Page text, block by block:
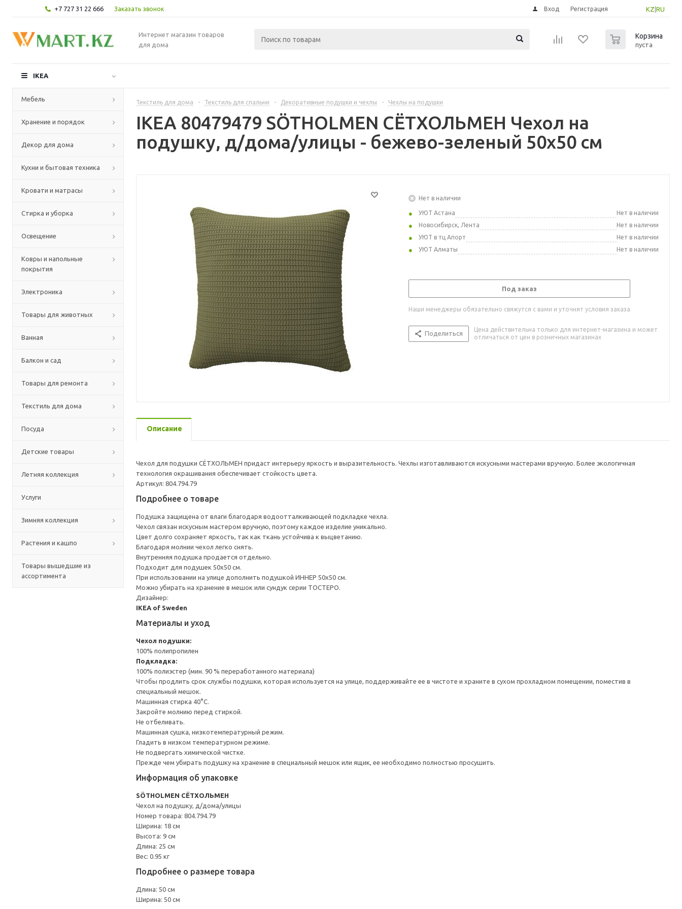
+7 727 31 22 666 Заказать звонок KZ RU
Вход Регистрация
Интернет магазин товаров
для дома
Корзина
пуста
IKEA
Мебель
Хранение и порядок
Декор для дома
Кухни и бытовая техника
Кровати и матрасы
Стирка и уборка
Освещение
Ковры и напольные
покрытия
Электроника
Товары для животных
Ванная
Балкон и сад
Товары для ремонта
Текстиль для дома
Посуда
Детские товары
Летняя коллекция
Услуги
Зимняя коллекция
Растения и кашпо
Товары вышедшие из
ассортимента
Текстиль для дома - Текстиль для спальни - Декоративные подушки и чехлы - Чехлы на подушки
IKEA 80479479 SÖTHOLMEN СЁТХОЛЬМЕН Чехол на
подушку, д/дома/улицы - бежево-зеленый 50x50 см
Нет в наличии
УЮТ Астана
Нет в наличии
Новосибирск, Лента
Нет в наличии
УЮТ в тц Апорт
Нет в наличии
УЮТ Алматы
Нет в наличии
Под заказ
Наши менеджеры обязательно свяжутся с вами и уточнят условия заказа
Поделиться
Цена действительна только для интернет-магазина и может
отличаться от цен в розничных магазинах
Описание
Чехол для подушки СЁТХОЛЬМЕН придаст интерьеру яркость и выразительность. Чехлы изготавливаются искусными мастерами вручную. Более экологичная
технология окрашивания обеспечивает стойкость цвета.
Артикул: 804.794.79
Подробнее о товаре
Подушка защищена от влаги благодаря водоотталкивающей подкладке чехла.
Чехол связан искусным мастером вручную, поэтому каждое изделие уникально.
Цвет долго сохраняет яркость, так как ткань устойчива к выцветанию.
Благодаря молнии чехол легко снять.
Внутренняя подушка продается отдельно.
Подходит для подушек 50x50 см.
При использовании на улице дополнить подушкой ИННЕР 50x50 см.
Можно убирать на хранение в мешок или сундук серии ТОСТЕРО.
Дизайнер:
IKEA of Sweden
Материалы и уход
Чехол подушки:
100% полипропилен
Подкладка:
100% полиэстер (мин. 90 % переработанного материала)
Чтобы продлить срок службы подушки, которая используется на улице, поддерживайте ее в чистоте и храните в сухом прохладном помещении, поместив в
специальный мешок.
Машинная стирка 40°С.
Закройте молнию перед стиркой.
Не отбеливать.
Машинная сушка, низкотемпературный режим.
Гладить в низком температурном режиме.
Не подвергать химической чистке.
Прежде чем убирать подушку на хранение в специальный мешок или ящик, ее необходимо полностью просушить.
Информация об упаковке
SÖTHOLMEN СЁТХОЛЬМЕН
Чехол на подушку, д/дома/улицы
Номер товара: 804.794.79
Ширина: 18 см
Высота: 9 см
Длина: 25 см
Вес: 0.95 кг
Подробнее о размере товара
Длина: 50 см
Ширина: 50 см